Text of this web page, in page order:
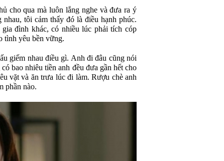
cho qua mà luôn lắng nghe và đưa ra ý
tôi cảm thấy đó là điều hạnh phúc.
đình khác, có nhiều lúc phải tích cóp
tình yêu bền vững.
giếm nhau điều gì. Anh đi đâu cũng nói
bao nhiêu tiền anh đều đưa gần hết cho
vặt và ăn trưa lúc đi làm. Rượu chè anh
phần nào.